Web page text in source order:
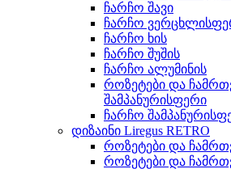
ჩარჩო შავი
ჩარჩო
ჩარჩო ხის
ჩარჩო შუშის
ჩარჩო ალუმინის
როზეტები და
შამპანურისფერი
ჩარჩო
დიზაინი Liregus RETRO
როზეტები და
როზეტები და